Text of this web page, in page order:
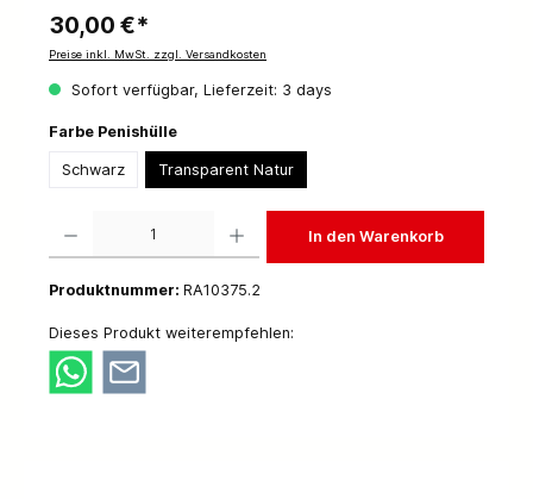
30,00 €*
Preise inkl. MwSt. zzgl. Versandkosten
Sofort verfügbar, Lieferzeit: 3 days
Farbe Penishülle
Schwarz Transparent Natur
In den Warenkorb
Produktnummer: RA10375.2
Dieses Produkt weiterempfehlen: